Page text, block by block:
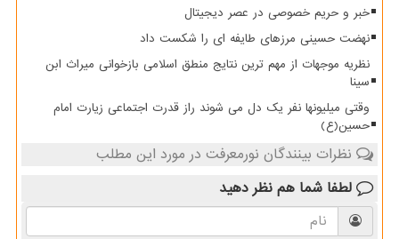
خبر و حریم خصوصی در عصر دیجیتال
نهضت حسینی مرزهای طایفه ای را شکست داد
نظریه موجهات از مهم ترین نتایج منطق اسلامی بازخوانی میراث ابن
سینا
وقتی میلیونها نفر یک دل می شوند راز قدرت اجتماعی زیارت امام
حسین(ع)
نظرات بینندگان نورمعرفت در مورد این مطلب
لطفا شما هم نظر دهید